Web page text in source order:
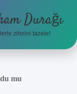
Durağı
zihnini tazele!
mu